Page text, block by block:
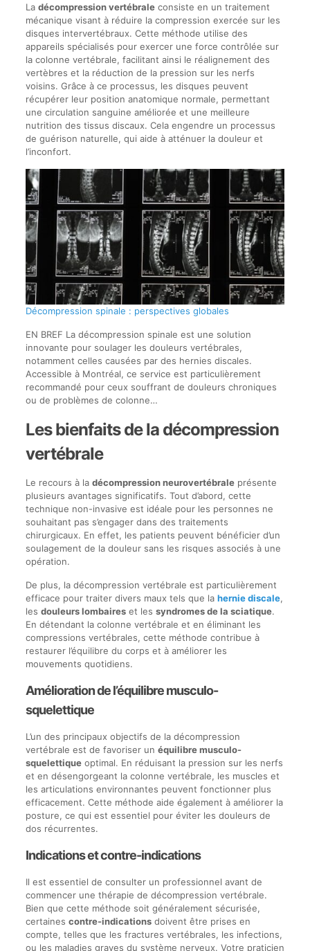
La décompression vertébraleconsiste en un traitement
mécanique visant à réduire la compression exercée sur les
disques intervertébraux. Cette méthode utilise des
appareils spécialisés pour exercer une force contrôlée sur
la colonne vertébrale, facilitant ainsi le réalignement des
vertèbres et la réduction de la pression sur les nerfs
voisins. Grâce à ce processus, les disques peuvent
récupérer leur position anatomique normale, permettant
une circulation sanguine améliorée et une meilleure
nutrition des tissus discaux. Cela engendre un processus
de guérison naturelle, qui aide à atténuer la douleur et
l’inconfort.
Décompression spinale : perspectives globales
EN BREF La décompression spinale est une solution
innovante pour soulager les douleurs vertébrales,
notamment celles causées par des hernies discales.
Accessible à Montréal, ce service est particulièrement
recommandé pour ceux souffrant de douleurs chroniques
ou de problèmes de colonne…
Les bienfaits de la décompression
vertébrale
Le recours à la décompression neurovertébraleprésente
plusieurs avantages significatifs. Tout d’abord, cette
technique non-invasive est idéale pour les personnes ne
souhaitant pas s’engager dans des traitements
chirurgicaux. En effet, les patients peuvent bénéficier d’un
soulagement de la douleur sans les risques associés à une
opération.
De plus, la décompression vertébrale est particulièrement
efficace pour traiter divers maux tels que la hernie discale,
les douleurs lombaireset les syndromes de la sciatique.
En détendant la colonne vertébrale et en éliminant les
compressions vertébrales, cette méthode contribue à
restaurer l’équilibre du corps et à améliorer les
mouvements quotidiens.
Amélioration de l’équilibre musculo-
squelettique
L’un des principaux objectifs de la décompression
vertébrale est de favoriser un équilibre musculo-
squelettiqueoptimal. En réduisant la pression sur les nerfs
et en désengorgeant la colonne vertébrale, les muscles et
les articulations environnantes peuvent fonctionner plus
efficacement. Cette méthode aide également à améliorer la
posture, ce qui est essentiel pour éviter les douleurs de
dos récurrentes.
Indications et contre-indications
Il est essentiel de consulter un professionnel avant de
commencer une thérapie de décompression vertébrale.
Bien que cette méthode soit généralement sécurisée,
certaines contre-indicationsdoivent être prises en
compte, telles que les fractures vertébrales, les infections,
ou les maladies graves du système nerveux. Votre praticien